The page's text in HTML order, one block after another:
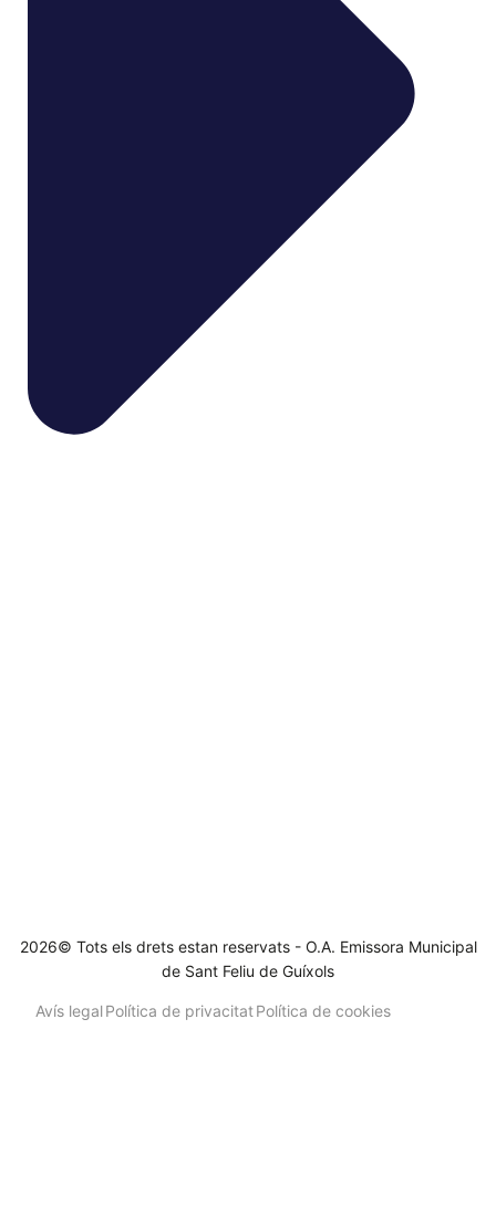
2026© Tots els drets estan reservats - O.A. Emissora Municipal
de Sant Feliu de Guíxols
Avís legalPolítica de privacitatPolítica de cookies